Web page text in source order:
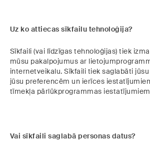
Uz ko attiecas sīkfailu tehnoloģija?
Sīkfaili (vai līdzīgas tehnoloģijas) tiek
mūsu pakalpojumus ar
internetveikalu. Sīkfaili tiek saglabāti
jūsu preferencēm un ierīces
tīmekļa pārlūkprogrammas
Vai sīkfaili saglabā personas datus?